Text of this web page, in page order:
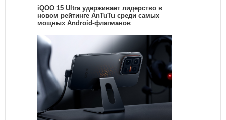
iQOO 15 Ultra удерживает лидерство в
новом рейтинге AnTuTu среди самых
мощных Android-флагманов